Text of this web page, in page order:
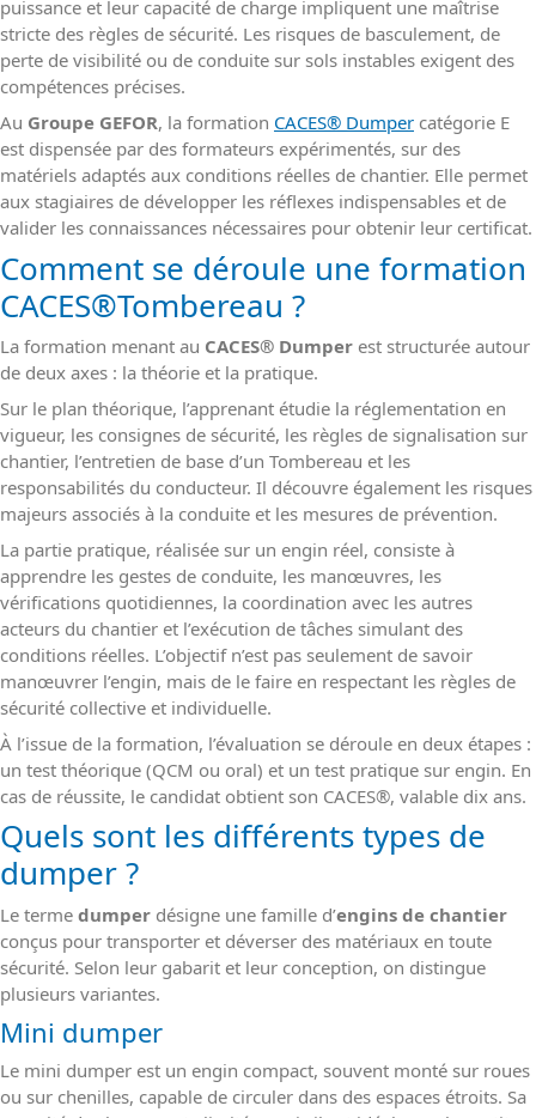
puissance et leur capacité de charge impliquent une maîtrise
stricte des règles de sécurité. Les risques de basculement, de
perte de visibilité ou de conduite sur sols instables exigent des
compétences précises.
Au Groupe GEFOR, la formation CACES® Dumper catégorie E
est dispensée par des formateurs expérimentés, sur des
matériels adaptés aux conditions réelles de chantier. Elle permet
aux stagiaires de développer les réflexes indispensables et de
valider les connaissances nécessaires pour obtenir leur certificat.
Comment se déroule une formation
CACES®Tombereau ?
La formation menant au CACES® Dumper est structurée autour
de deux axes : la théorie et la pratique.
Sur le plan théorique, l’apprenant étudie la réglementation en
vigueur, les consignes de sécurité, les règles de signalisation sur
chantier, l’entretien de base d’un Tombereau et les
responsabilités du conducteur. Il découvre également les risques
majeurs associés à la conduite et les mesures de prévention.
La partie pratique, réalisée sur un engin réel, consiste à
apprendre les gestes de conduite, les manœuvres, les
vérifications quotidiennes, la coordination avec les autres
acteurs du chantier et l’exécution de tâches simulant des
conditions réelles. L’objectif n’est pas seulement de savoir
manœuvrer l’engin, mais de le faire en respectant les règles de
sécurité collective et individuelle.
À l’issue de la formation, l’évaluation se déroule en deux étapes :
un test théorique (QCM ou oral) et un test pratique sur engin. En
cas de réussite, le candidat obtient son CACES®, valable dix ans.
Quels sont les différents types de
dumper ?
Le terme dumper désigne une famille d’engins de chantier
conçus pour transporter et déverser des matériaux en toute
sécurité. Selon leur gabarit et leur conception, on distingue
plusieurs variantes.
Mini dumper
Le mini dumper est un engin compact, souvent monté sur roues
ou sur chenilles, capable de circuler dans des espaces étroits. Sa